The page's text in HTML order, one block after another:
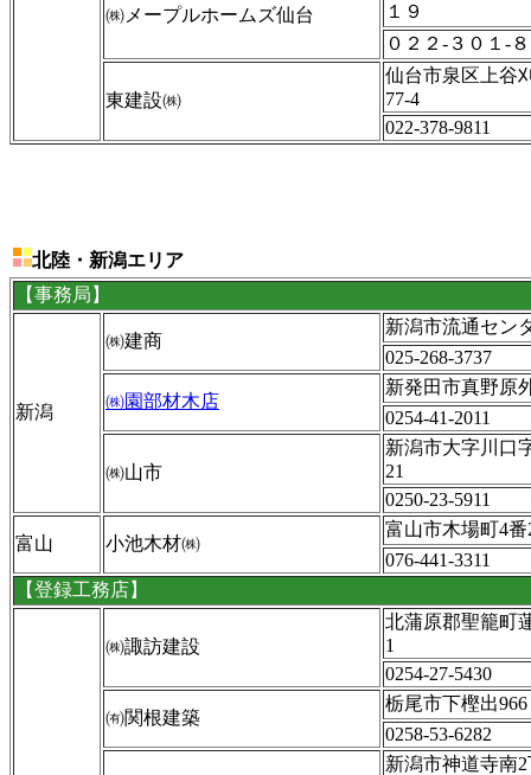
㈱メープルホームズ仙台
１９
０２２-３０１-
東建設㈱
仙台市泉区上谷
77-4
022-378-9811
北陸・新潟エリア
【事務局】
新潟
㈱建商
新潟市流通セン
025-268-3737
㈱園部材木店
新発田市真野原
0254-41-2011
㈱山市
新潟市大字川口
21
0250-23-5911
富山 小池木材㈱
富山市木場町4番
076-441-3311
【登録工務店】
㈱諏訪建設
北蒲原郡聖籠町
1
0254-27-5430
㈲関根建築
栃尾市下樫出966
0258-53-6282
新潟市神道寺南